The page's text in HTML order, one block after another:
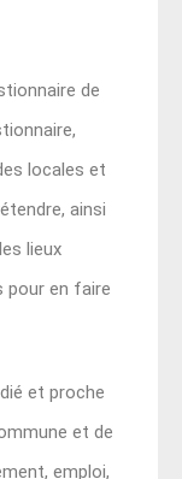
de
locales et
ainsi
lieux
pour en faire
et proche
et de
emploi,